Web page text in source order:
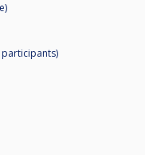
participants)